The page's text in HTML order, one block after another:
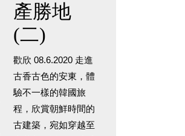
產勝地
(二)
歡欣 08.6.2020 走進
古香古色的安東，體
驗不一樣的韓國旅
程，欣賞朝鮮時間的
古建築，宛如穿越至